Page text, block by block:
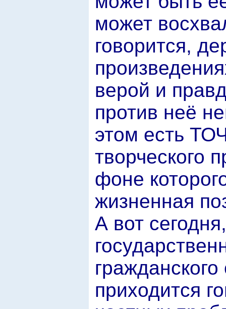
может
говорится,
верой и
против неё
этом есть
творческого
фоне
жизненная
А вот
приходится